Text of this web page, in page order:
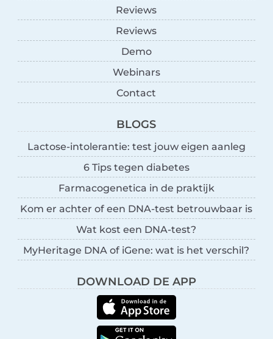
Reviews
Reviews
Demo
Webinars
Contact
BLOGS
Lactose-intolerantie: test jouw eigen aanleg
6 Tips tegen diabetes
Farmacogenetica in de praktijk
Kom er achter of een DNA-test betrouwbaar is
Wat kost een DNA-test?
MyHeritage DNA of iGene: wat is het verschil?
DOWNLOAD DE APP